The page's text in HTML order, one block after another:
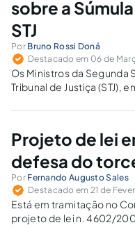
do dever de…
sobre a
STJ
Por Bruno Rossi Doná
Destacado em 06 de
Os Ministros da Segunda
Tribunal de Justiça (STJ),
Súmula nº 370, com a
antecipada do cheque
aprovação…
Projeto de lei
defesa do
Por Fernando Augusto Sales
Destacado em 21 de
Está em tramitação no
projeto de lei n. 4602/